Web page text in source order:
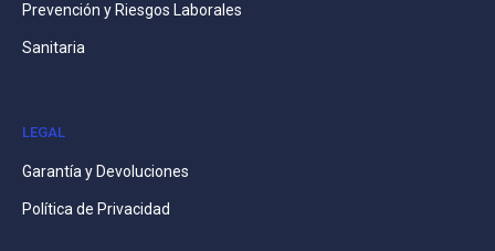
Prevención y Riesgos Laborales
Sanitaria
LEGAL
Garantía y Devoluciones
Política de Privacidad